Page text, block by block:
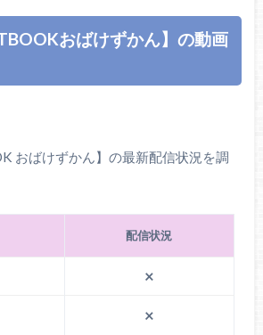
おばけずかん】の動画
おばけずかん】の最新配信状況を調
配信状況
×
×